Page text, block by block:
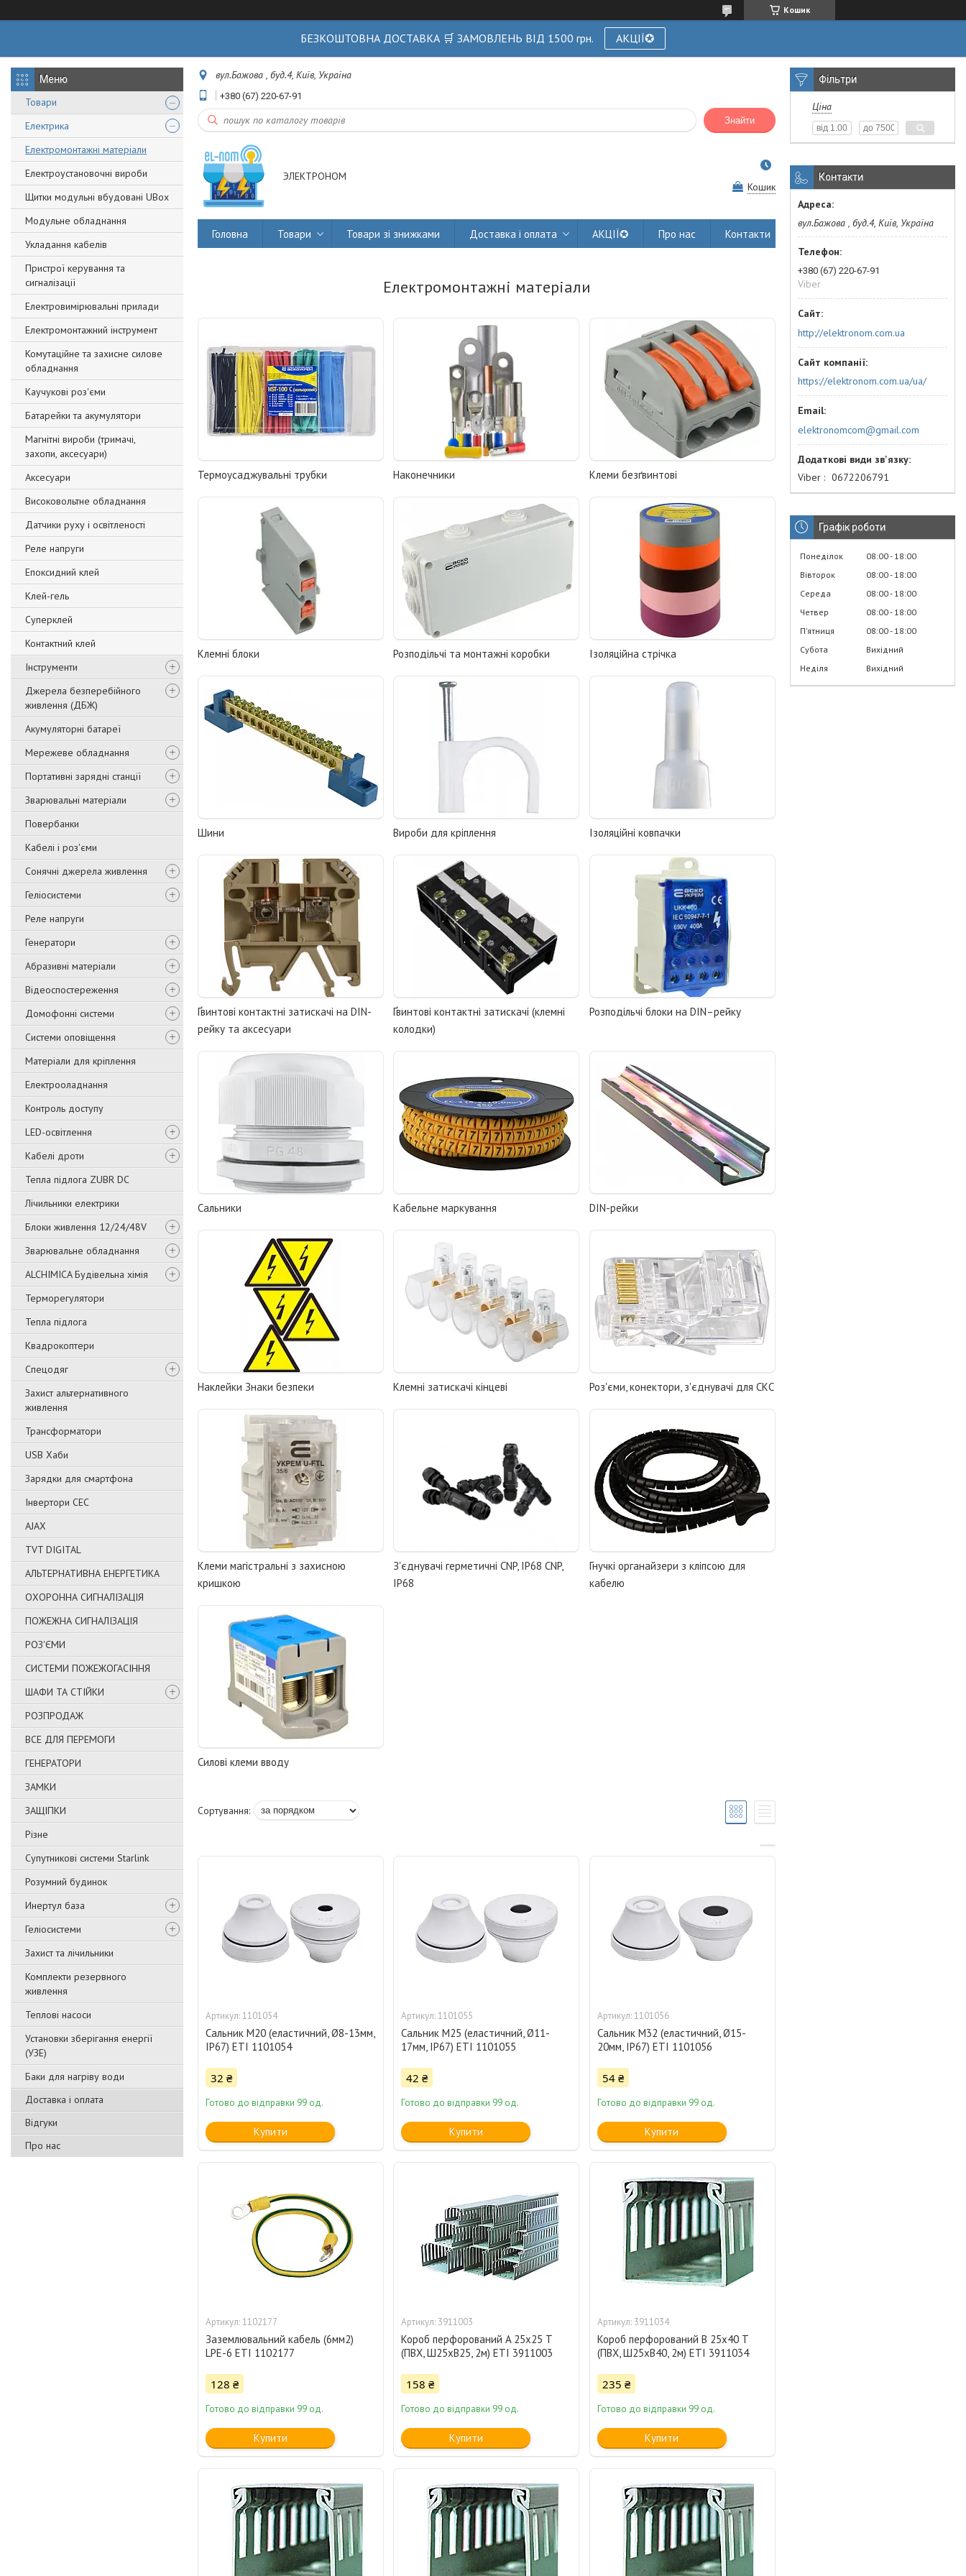
Кошик
БЕЗКОШТОВНА ДОСТАВКА 🛒 ЗАМОВЛЕНЬ ВІД 1500 грн. АКЦІЇ✪
Товари
Електрика
Електромонтажні матеріали
Електроустановочні вироби
Щитки модульні вбудовані UBox
Модульне обладнання
Укладання кабелів
Пристрої керування та
сигналізації
Електровимірювальні прилади
Електромонтажний інструмент
Комутаційне та захисне силове
обладнання
Каучукові роз'єми
Батарейки та акумулятори
Магнітні вироби (тримачі,
захопи, аксесуари)
Аксесуари
Високовольтне обладнання
Датчики руху і освітленості
Реле напруги
Епоксидний клей
Клей-гель
Суперклей
Контактний клей
Інструменти
Джерела безперебійного
живлення (ДБЖ)
Акумуляторні батареї
Мережеве обладнання
Портативні зарядні станції
Зварювальні матеріали
Повербанки
Кабелі і роз'єми
Сонячні джерела живлення
Геліосистеми
Реле напруги
Генератори
Абразивні матеріали
Відеоспостереження
Домофонні системи
Системи оповіщення
Матеріали для кріплення
Електрооладнання
Контроль доступу
LED-освітлення
Кабелі дроти
Тепла підлога ZUBR DC
Лічильники електрики
Блоки живлення 12/24/48V
Зварювальне обладнання
ALCHIMICA Будівельна хімія
Терморегулятори
Тепла підлога
Квадрокоптери
Спецодяг
Захист альтернативного
живлення
Трансформатори
USB Хаби
Зарядки для смартфона
Інвертори СЕС
AJAX
TVT DIGITAL
АЛЬТЕРНАТИВНА ЕНЕРГЕТИКА
ОХОРОННА СИГНАЛІЗАЦІЯ
ПОЖЕЖНА СИГНАЛІЗАЦІЯ
РОЗ'ЄМИ
СИСТЕМИ ПОЖЕЖОГАСІННЯ
ШАФИ ТА СТІЙКИ
РОЗПРОДАЖ
ВСЕ ДЛЯ ПЕРЕМОГИ
ГЕНЕРАТОРИ
ЗАМКИ
ЗАЩІПКИ
Різне
Супутникові системи Starlink
Розумний будинок
Инертул база
Геліосистеми
Захист та лічильники
Комплекти резервного
живлення
Теплові насоси
Установки зберігання енергії
(УЗЕ)
Баки для нагріву води
Доставка і оплата
Відгуки
Про нас
вул.Бажова , буд.4, Київ, Україна
+380 (67) 220-67-91
Знайти
ЭЛЕКТРОНОМ
Кошик
Головна Товари Товари зі знижками Доставка і оплата АКЦІЇ✪ Про нас Контакти
Електромонтажні матеріали
Термоусаджувальні трубки Наконечники Клеми безґвинтові
Клемні блоки Розподільчі та монтажні коробки Ізоляційна стрічка
Шини Вироби для кріплення Ізоляційні ковпачки
Ґвинтові контактні затискачі на DIN-
рейку та аксесуари
Ґвинтові контактні затискачі (клемні
колодки)
Розподільчі блоки на DIN–рейку
Сальники Кабельне маркування DIN-рейки
Наклейки Знаки безпеки Клемні затискачі кінцеві Роз'єми, конектори, з'єднувачі для СКС
Клеми магістральні з захисною
кришкою
З'єднувачі герметичні CNP, IP68 CNP,
IP68
Гнучкі органайзери з кліпсою для
кабелю
Силові клеми вводу
1101054
Сальник M20 (еластичний, Ø8-13мм,
IP67) ETI 1101054
32 ₴
Готово до відправки 99 од.
Купити
1101055
Сальник M25 (еластичний, Ø11-
17мм, IP67) ETI 1101055
42 ₴
Готово до відправки 99 од.
Купити
1101056
Сальник M32 (еластичний, Ø15-
20мм, IP67) ETI 1101056
54 ₴
Готово до відправки 99 од.
Купити
1102177
Заземлювальний кабель (6мм2)
LPE-6 ETI 1102177
128 ₴
Готово до відправки 99 од.
Купити
3911003
Короб перфорований A 25x25 T
(ПВХ, Ш25xВ25, 2м) ETI 3911003
158 ₴
Готово до відправки 99 од.
Купити
3911034
Короб перфорований B 25x40 T
(ПВХ, Ш25xВ40, 2м) ETI 3911034
235 ₴
Готово до відправки 99 од.
Купити
Фільтри
Ціна
Контакти
вул.Бажова , буд.4, Київ, Україна
+380 (67) 220-67-91
Viber
http://elektronom.com.ua
https://elektronom.com.ua/ua/
elektronomcom@gmail.com
Viber 0672206791
Графік роботи
Понеділок 08:00 18:00
Вівторок
08:00 18:00
Середа
08:00 18:00
Четвер
08:00 18:00
Пʼятниця
08:00 18:00
Субота
Вихідний
Неділя
Вихідний